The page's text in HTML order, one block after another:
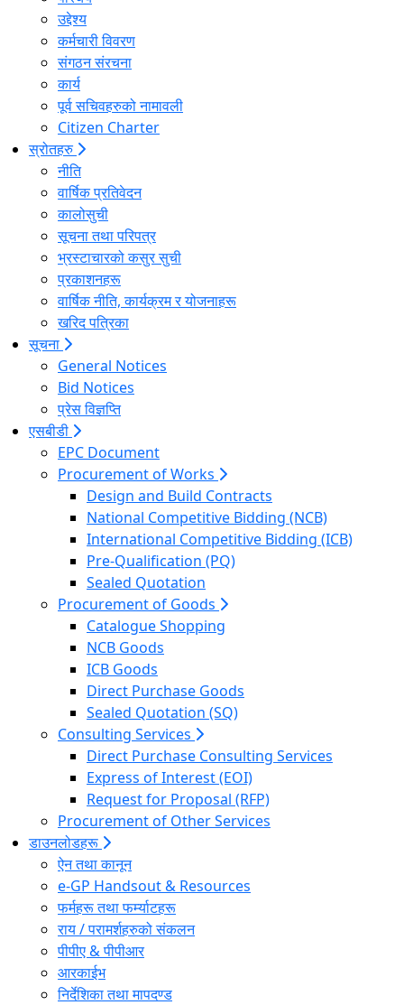
उद्देश्य
कर्मचारी विवरण
संगठन संरचना
कार्य
पूर्व सचिवहरुको नामावली
Citizen Charter
स्रोतहरु
नीति
वार्षिक प्रतिवेदन
कालोसुची
सूचना तथा परिपत्र
भ्रस्टाचारको कसुर सुची
प्रकाशनहरू
वार्षिक नीति, कार्यक्रम र योजनाहरू
खरिद पत्रिका
सूचना
General Notices
Bid Notices
प्रेस विज्ञप्ति
एसबीडी
EPC Document
Procurement of Works
Design and Build Contracts
National Competitive Bidding (NCB)
International Competitive Bidding (ICB)
Pre-Qualification (PQ)
Sealed Quotation
Procurement of Goods
Catalogue Shopping
NCB Goods
ICB Goods
Direct Purchase Goods
Sealed Quotation (SQ)
Consulting Services
Direct Purchase Consulting Services
Express of Interest (EOI)
Request for Proposal (RFP)
Procurement of Other Services
डाउनलोडहरू
ऐन तथा कानून
e-GP Handsout & Resources
फर्महरू तथा फर्म्याटहरू
राय / परामर्शहरुको संकलन
पीपीए & पीपीआर
आरकाईभ
निर्देशिका तथा मापदण्ड